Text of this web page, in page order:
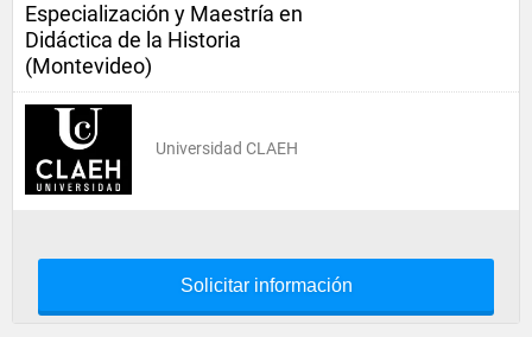
Especialización y Maestría en
Didáctica de la Historia
(Montevideo)
Universidad CLAEH
Solicitar información